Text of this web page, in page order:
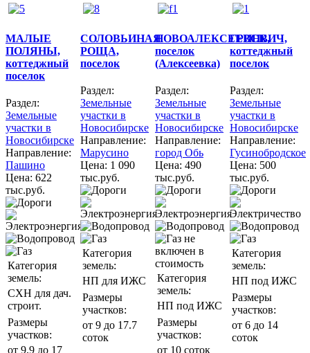
МАЛЫЕ
ПОЛЯНЫ,
коттеджный
поселок
Раздел:
Земельные
участки в
Новосибирске
Направление:
Пашино
Цена: 622
тыс.руб.
Категория
земель:
СХН для дач.
строит.
Размеры
участков:
от 9.9 до 17
СОЛОВЬИНАЯ
РОЩА,
поселок
Раздел:
Земельные
участки в
Новосибирске
Направление:
Марусино
Цена: 1 090
тыс.руб.
Категория
земель:
НП для ИЖС
Размеры
участков:
от 9 до 17.7
соток
НОВОАЛЕКСЕЕВСК,
поселок
(Алексеевка)
Раздел:
Земельные
участки в
Новосибирске
Направление:
город Обь
Цена: 490
тыс.руб.
Категория
земель:
НП под ИЖС
Размеры
участков:
от 10 соток
ГРИНВИЧ,
коттеджный
поселок
Раздел:
Земельные
участки в
Новосибирске
Направление:
Гусинобродское
Цена: 500
тыс.руб.
Категория
земель:
НП под ИЖС
Размеры
участков:
от 6 до 14
соток